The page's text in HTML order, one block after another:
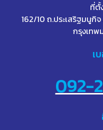
ที่ตั้
162/10 ถ.ประเสริฐมนูกิ
กรุงเทพ
เ
092-